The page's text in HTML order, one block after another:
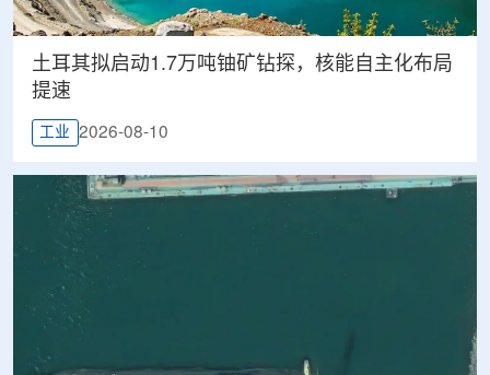
土耳其拟启动1.7万吨铀矿钻探，核能自主化布局
提速
工业 2026-08-10